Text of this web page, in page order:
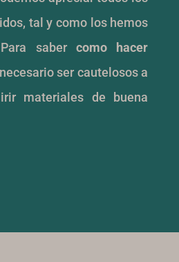
tal y como los hemos
saber como hacer
ser cautelosos a
materiales de buena